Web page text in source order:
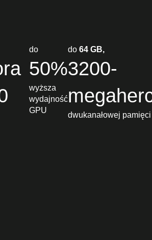
do
50%
wyższa
wydajność
GPU
do64 GB,
3200-
dwukanałowej pamięci